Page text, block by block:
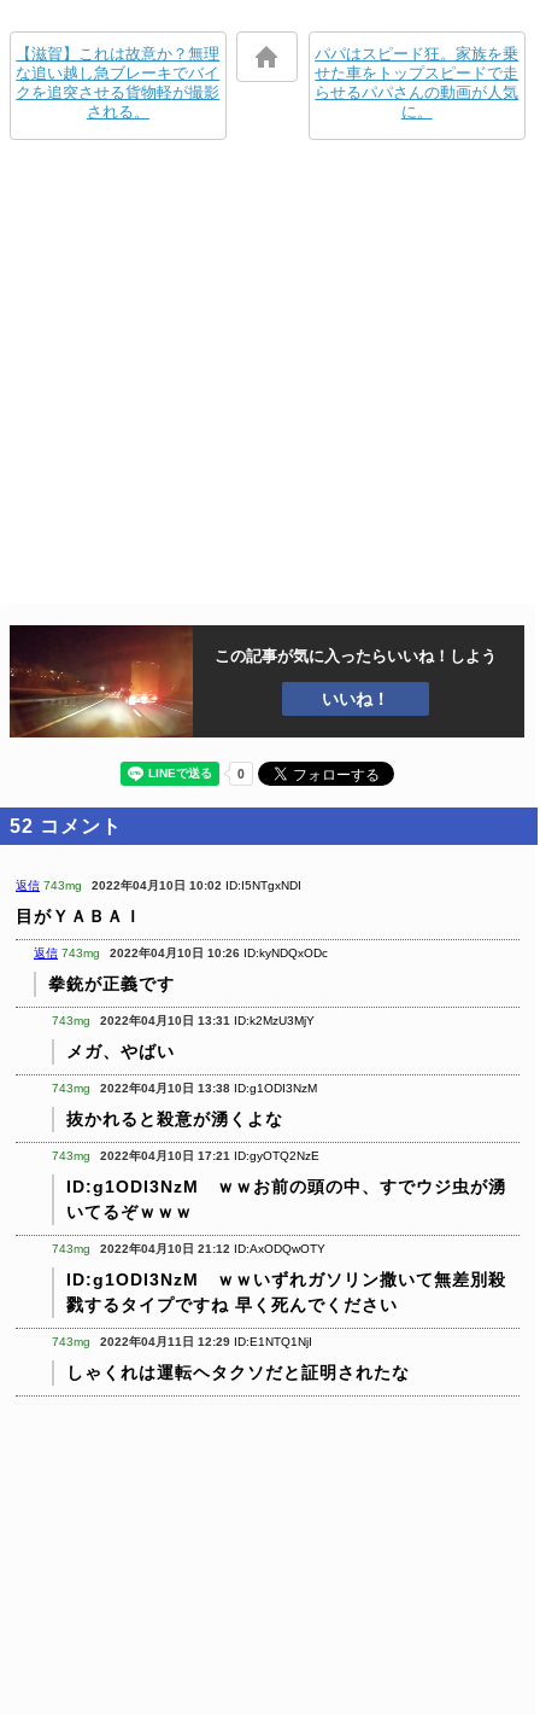
【滋賀】これは故意か？無理
な追い越し急ブレーキでバイ
クを追突させる貨物軽が撮影
される。
パパはスピード狂。家族を乗
せた車をトップスピードで走
らせるパパさんの動画が人気
に。
この記事が気に入ったらいいね！しよう
いいね！
52 コメント
返信 743mg 2022年04月10日 10:02 ID:I5NTgxNDI
目がＹＡＢＡＩ
返信 743mg 2022年04月10日 10:26 ID:kyNDQxODc
拳銃が正義です
743mg 2022年04月10日 13:31 ID:k2MzU3MjY
メガ、やばい
743mg 2022年04月10日 13:38 ID:g1ODI3NzM
抜かれると殺意が湧くよな
743mg 2022年04月10日 17:21 ID:gyOTQ2NzE
ID:g1ODI3NzM ｗｗお前の頭の中、すでウジ虫が湧
いてるぞｗｗｗ
743mg 2022年04月10日 21:12 ID:AxODQwOTY
ID:g1ODI3NzM ｗｗいずれガソリン撒いて無差別殺
戮するタイプですね 早く死んでください
743mg 2022年04月11日 12:29 ID:E1NTQ1NjI
しゃくれは運転ヘタクソだと証明されたな